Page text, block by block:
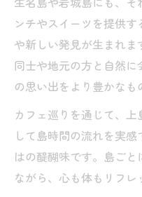
ンチやスイーツを提供
や新しい発見が生まれ
同士や地元の方と自然
の思い出をより豊かなも
カフェ巡りを通じて、
して島時間の流れを実
はの醍醐味です。島ご
ながら、心も体もリフレ